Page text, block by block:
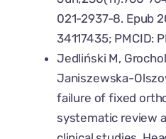
021-2937-8. Epub
34117435; PMCID:
Jedliński M,
Janiszewska-
failure of fixed
systematic review